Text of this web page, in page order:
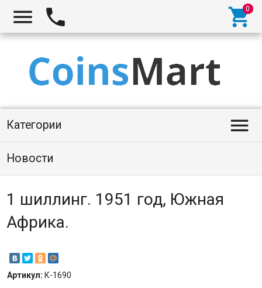
  
Категории 
Новости
1 шиллинг. 1951 год, Южная
Африка.
Артикул: К-1690